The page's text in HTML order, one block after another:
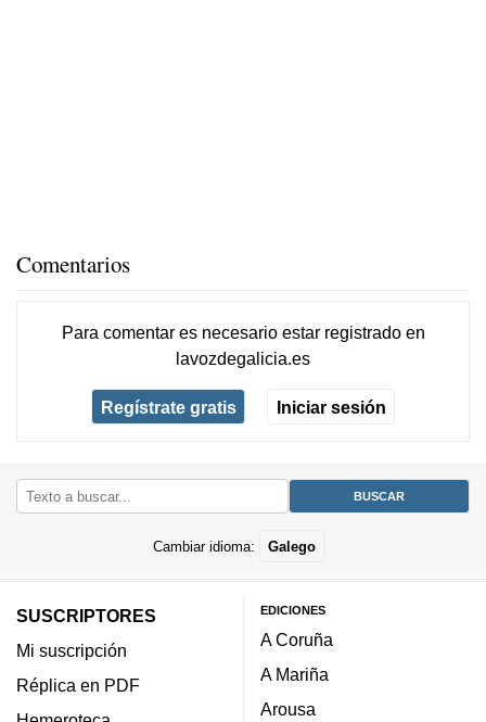
Comentarios
Para comentar es necesario estar registradoen
lavozdegalicia.es
Regístrate gratis Iniciar sesión
Cambiar idioma: Galego
SUSCRIPTORES
Mi suscripción
Réplica en PDF
EDICIONES
A Coruña
A Mariña
Arousa